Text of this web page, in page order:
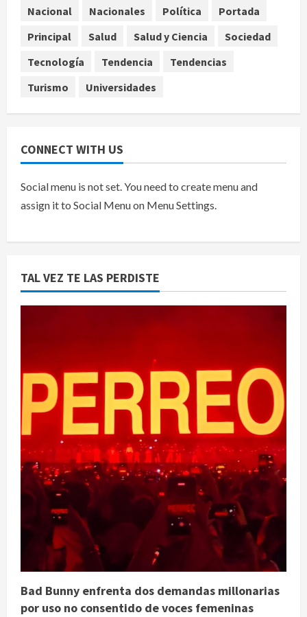
León XIV no visitará México en su
gira por América Latina
Nacional Nacionales Política
Portada
Principal
Salud Salud y Ciencia
Sociedad
Tecnología
Tendencia
Tendencias
Turismo
Universidades
CONNECT WITH US
Social menu is not set. You need to create menu and
assign it to Social Menu on Menu Settings.
TAL VEZ TE LAS PERDISTE
Bad Bunny enfrenta dos demandas millonarias
por uso no consentido de voces femeninas